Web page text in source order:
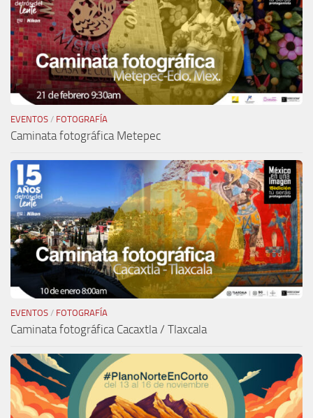
EVENTOS / FOTOGRAFÍA
Caminata fotográfica Metepec
EVENTOS / FOTOGRAFÍA
Caminata fotográfica Cacaxtla / Tlaxcala